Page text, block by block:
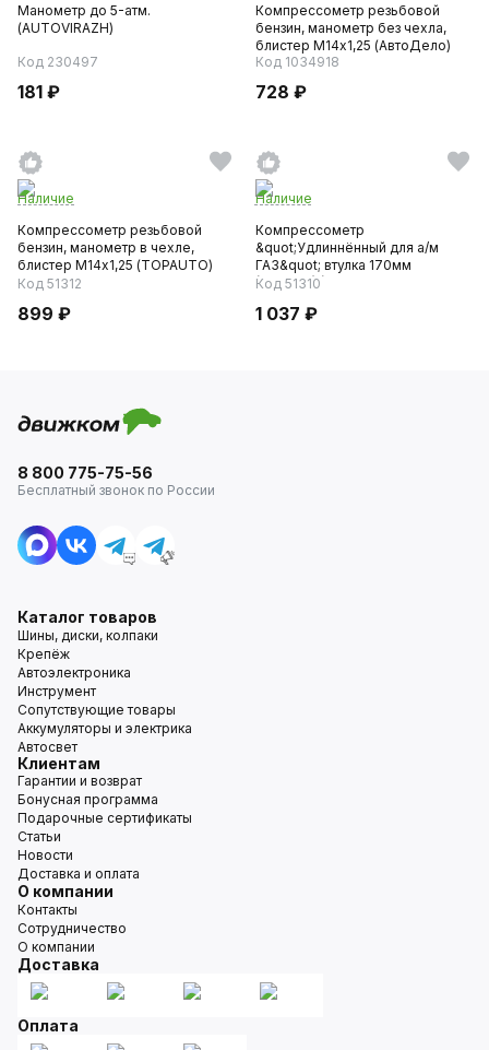
Манометр до 5-атм.
(AUTOVIRAZH)
Код 230497
181 ₽
Компрессометр резьбовой
бензин, манометр без чехла,
блистер М14х1,25 (АвтоДело)
Код 1034918
728 ₽
Наличие
Компрессометр резьбовой
бензин, манометр в чехле,
блистер М14х1,25 (TOPAUTO)
Код 51312
899 ₽
Наличие
Компрессометр
&quot;Удлиннённый для а/м
ГАЗ&quot; втулка 170мм
(10х4х31) (406...
Код 51310
1 037 ₽
8 800 775-75-56
Бесплатный звонок по России
Каталог товаров
Шины, диски, колпаки
Крепёж
Автоэлектроника
Инструмент
Сопутствующие товары
Аккумуляторы и электрика
Автосвет
Клиентам
Гарантии и возврат
Бонусная программа
Подарочные сертификаты
Статьи
Новости
Доставка и оплата
О компании
Контакты
Сотрудничество
О компании
Доставка
Оплата